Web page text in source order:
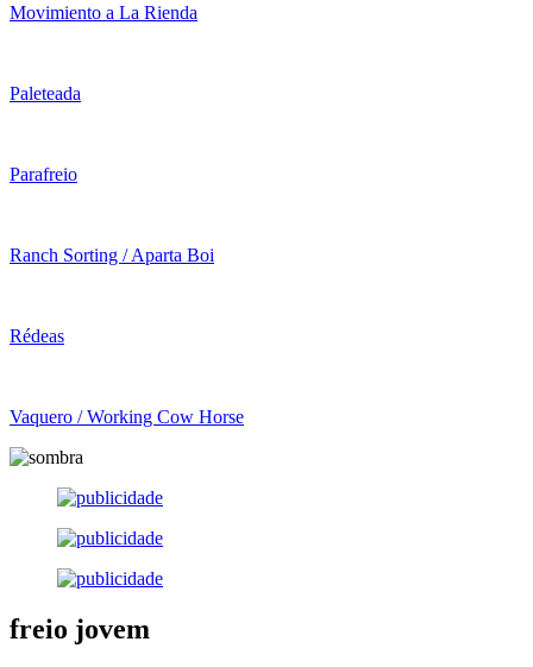
Movimiento a La Rienda
Paleteada
Parafreio
Ranch Sorting / Aparta Boi
Rédeas
Vaquero / Working Cow Horse
freio jovem